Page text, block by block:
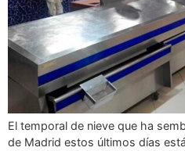
El temporal de nieve que ha
de Madrid estos últimos días